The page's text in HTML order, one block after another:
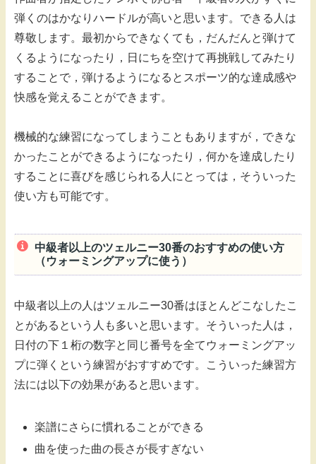
弾くのはかなりハードルが高いと思います。できる人は
尊敬します。最初からできなくても，だんだんと弾けて
くるようになったり，日にちを空けて再挑戦してみたり
することで，弾けるようになるとスポーツ的な達成感や
快感を覚えることができます。
機械的な練習になってしまうこともありますが，できな
かったことができるようになったり，何かを達成したり
することに喜びを感じられる人にとっては，そういった
使い方も可能です。
中級者以上のツェルニー30番のおすすめの使い方
（ウォーミングアップに使う）
中級者以上の人はツェルニー30番はほとんどこなしたこ
とがあるという人も多いと思います。そういった人は，
日付の下１桁の数字と同じ番号を全てウォーミングアッ
プに弾くという練習がおすすめです。こういった練習方
法には以下の効果があると思います。
楽譜にさらに慣れることができる
曲を使った曲の長さが長すぎない